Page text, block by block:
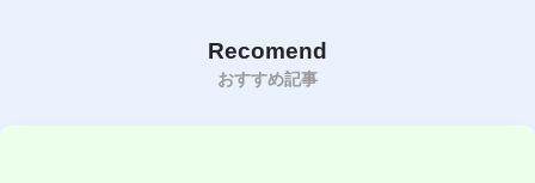
Recomend
おすすめ記事